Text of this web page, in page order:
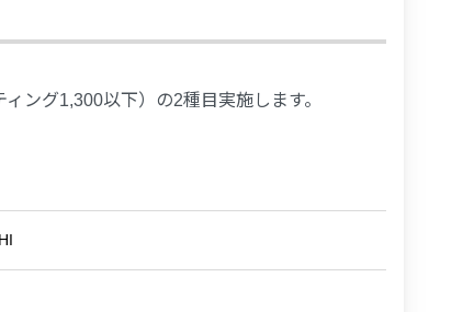
ング1,300以下）の2種目実施します。